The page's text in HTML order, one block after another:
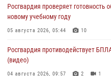
Росгвардия проверяет готовность
новому учебному году
05 августа 2026, 05:44 10
Росгвардия противодействует
(видео)
04 августа 2026, 09:57 2 1